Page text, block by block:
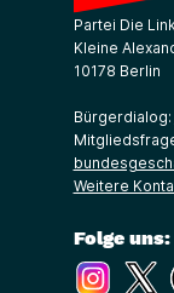
Partei Die
Kleine
10178 Berlin
Bürgerdialog:
Weitere
Folge uns:
(Link